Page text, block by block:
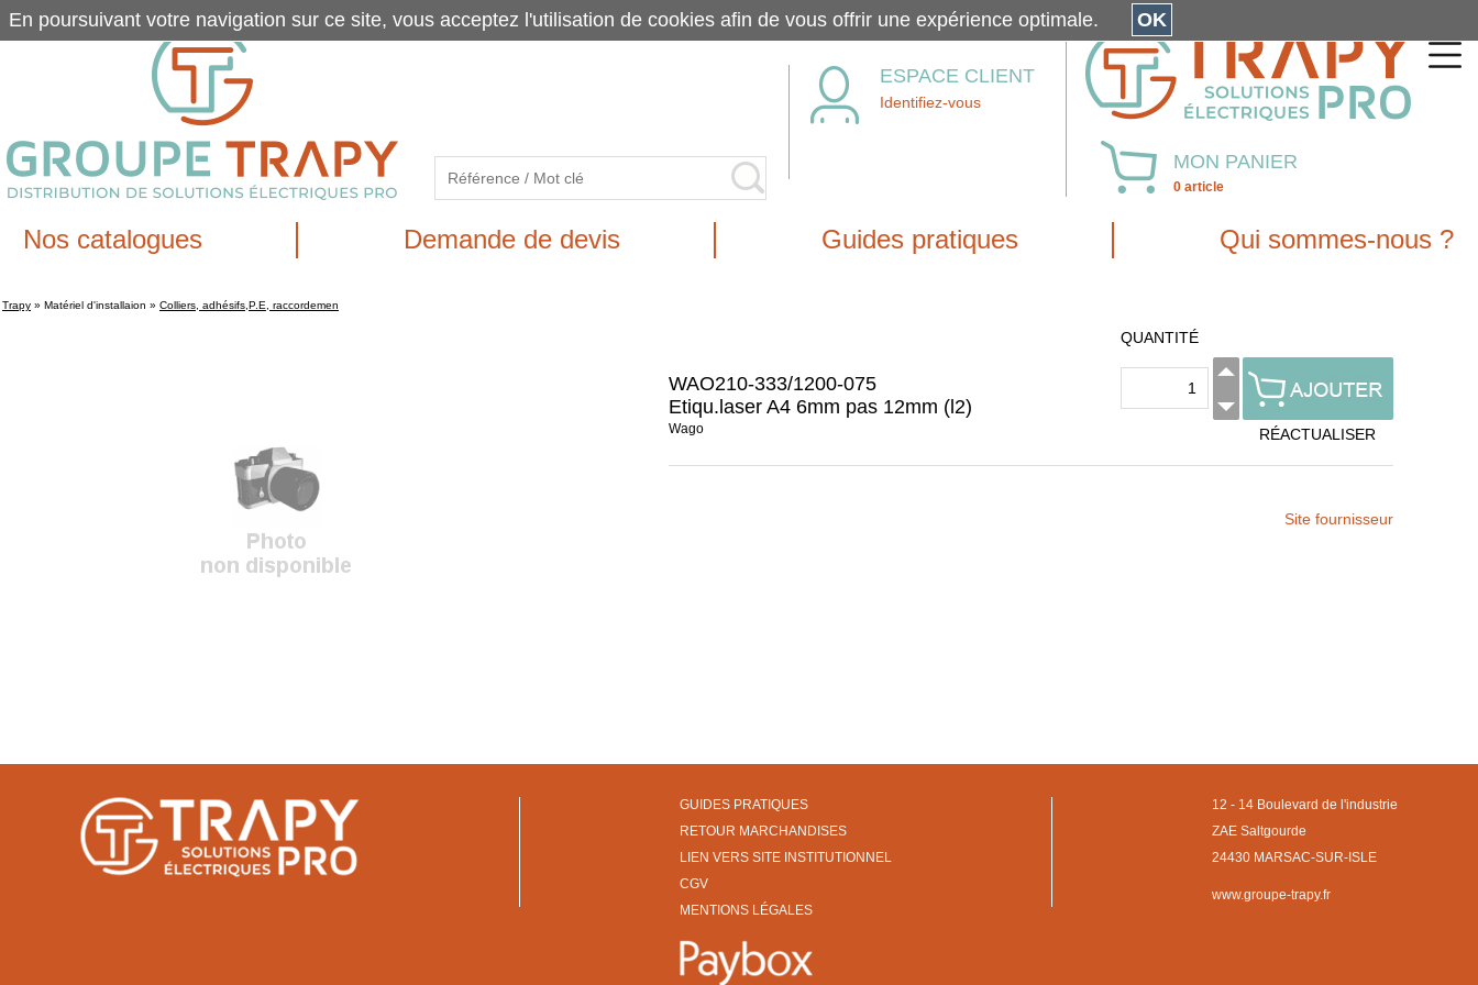
ESPACE CLIENT
Identifiez-vous
MON PANIER
0 article
Nos catalogues Demande de devis Guides pratiques Qui sommes-nous ?
Trapy » Matériel d'installaion » Colliers, adhésifs,P.E, raccordemen
WAO210-333/1200-075
Etiqu.laser A4 6mm pas 12mm (l2)
Wago
QUANTITÉ
RÉACTUALISER
Site fournisseur
GUIDES PRATIQUES
RETOUR MARCHANDISES
LIEN VERS SITE INSTITUTIONNEL
CGV
MENTIONS LÉGALES
12 - 14 Boulevard de l'industrie
ZAE Saltgourde
24430 MARSAC-SUR-ISLE
www.groupe-trapy.fr
En poursuivant votre navigation sur ce site, vous acceptez l'utilisation de cookies afin de vous offrir une expérience optimale. OK